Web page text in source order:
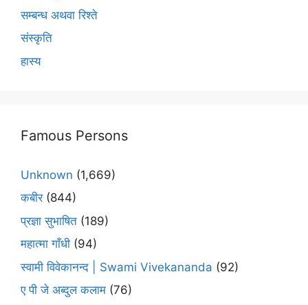
सम्बन्ध अथवा रिश्ते
संस्कृति
हास्य
Famous Persons
Unknown (1,669)
कबीर(844)
प्रज्ञा सुभाषित (189)
महात्मा गाँधी (94)
स्वामी विवेकानन्द | Swami Vivekananda (92)
ए पी जे अब्दुल कलाम (76)